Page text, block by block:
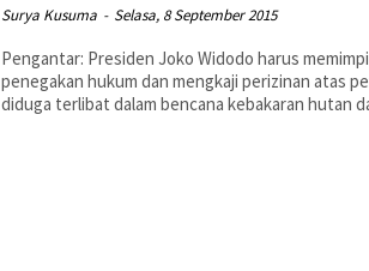
Surya Kusuma - Selasa, 8 September 2015
Pengantar: Presiden Joko Widodo harus memimpin langsung upaya
penegakan hukum dan mengkaji perizinan atas
diduga terlibat dalam bencana kebakaran hutan